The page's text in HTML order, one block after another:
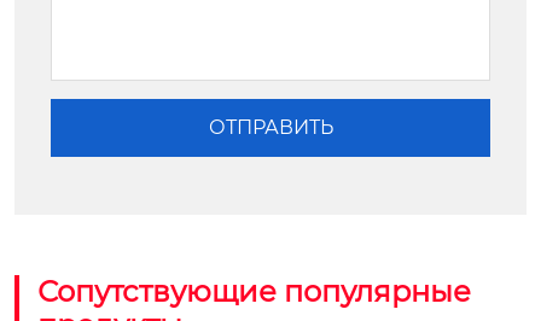
Сопутствующие популярные